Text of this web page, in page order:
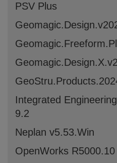
PSV Plus
Integrated
9.2
Neplan v5.53.Win
OpenWorks R5000.10